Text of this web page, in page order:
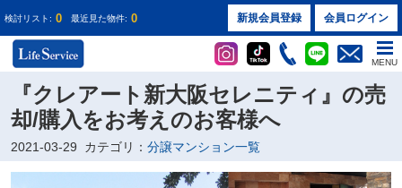
検討リスト: 0 最近見た物件: 0 新規会員登録 会員ログイン
MENU
『クレアート新大阪セレニティ』の売
却/購入をお考えのお客様へ
2021-03-29 カテゴリ： 分譲マンション一覧